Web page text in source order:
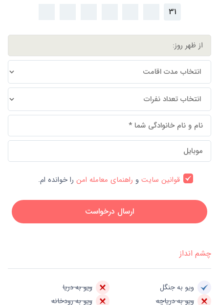
31
قوانین سایتو راهنمای معامله امنرا خوانده ام.
ارسال درخواست
چشم انداز
ویو به جنگل
ویو به دریا
ویو به دریاچه
ویو به رودخانه